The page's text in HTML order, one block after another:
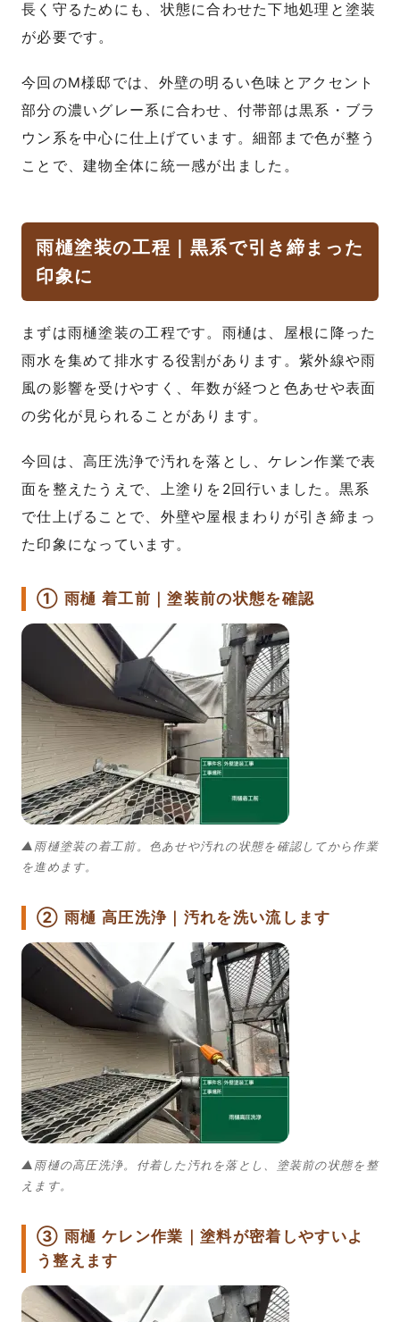
長く守るためにも、状態に合わせた下地処理と塗装
が必要です。
今回のM様邸では、外壁の明るい色味とアクセント
部分の濃いグレー系に合わせ、付帯部は黒系・ブラ
ウン系を中心に仕上げています。細部まで色が整う
ことで、建物全体に統一感が出ました。
雨樋塗装の工程｜黒系で引き締まった
印象に
まずは雨樋塗装の工程です。雨樋は、屋根に降った
雨水を集めて排水する役割があります。紫外線や雨
風の影響を受けやすく、年数が経つと色あせや表面
の劣化が見られることがあります。
今回は、高圧洗浄で汚れを落とし、ケレン作業で表
面を整えたうえで、上塗りを2回行いました。黒系
で仕上げることで、外壁や屋根まわりが引き締まっ
た印象になっています。
① 雨樋 着工前｜塗装前の状態を確認
▲雨樋塗装の着工前。色あせや汚れの状態を確認してから作業
を進めます。
② 雨樋 高圧洗浄｜汚れを洗い流します
▲雨樋の高圧洗浄。付着した汚れを落とし、塗装前の状態を整
えます。
③ 雨樋 ケレン作業｜塗料が密着しやすいよ
う整えます